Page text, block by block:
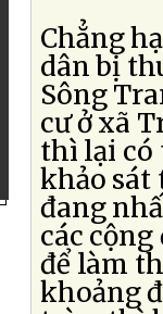
Chẳng
dân bị
Sông
cư ở xã
thì lại có
khảo sát
đang
các
để làm
khoảng